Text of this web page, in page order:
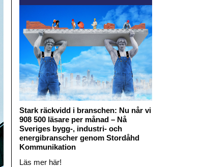
Stark räckvidd i branschen: Nu når vi
908 500 läsare per månad – Nå
Sveriges bygg-, industri- och
energibranscher genom Stordåhd
Kommunikation
Läs mer här!